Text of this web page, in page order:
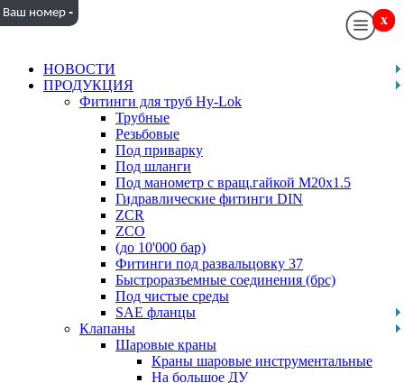
НОВОСТИ
ПРОДУКЦИЯ
Фитинги для труб Hy-Lok
Трубные
Резьбовые
Под приварку
Под шланги
Под манометр с вращ.гайкой M20x1.5
Гидравлические фитинги DIN
ZCR
ZCO
(до 10'000 бар)
Фитинги под развальцовку 37
Быстроразъемные соединения (брс)
Под чистые среды
SAE фланцы
Клапаны
Шаровые краны
Краны шаровые инструментальные
На большое ДУ
x
Ваш номер - x